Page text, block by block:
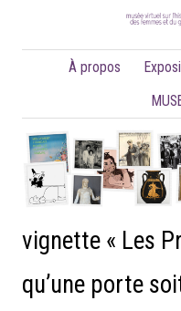
À propos
vignette « Les
qu’une porte